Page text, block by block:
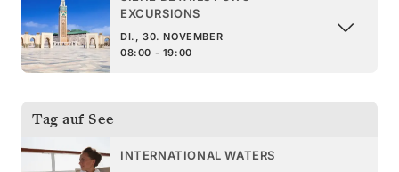
EXCURSIONS
DI., 30. NOVEMBER
08:00 - 19:00
Tag auf See
INTERNATIONAL WATERS